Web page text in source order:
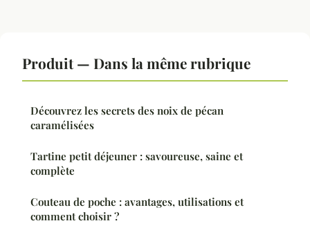
Produit — Dans la même rubrique
Découvrez les secrets des noix de pécan
caramélisées
Tartine petit déjeuner : savoureuse, saine et
complète
Couteau de poche : avantages, utilisations et
comment choisir ?